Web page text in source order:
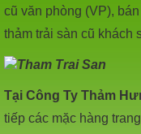
cũ văn phòng (VP),
thảm trải sàn cũ khách
Tại Công Ty Thảm
tiếp các mặc hàng